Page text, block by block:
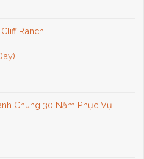
Ranch
Chung 30 Năm Phục Vụ